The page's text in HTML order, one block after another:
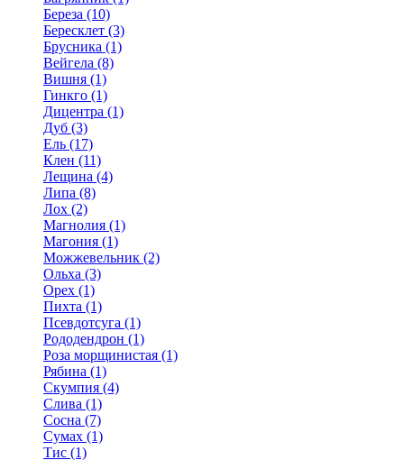
Береза (10)
Бересклет (3)
Брусника (1)
Вейгела (8)
Вишня (1)
Гинкго (1)
Дицентра (1)
Дуб (3)
Ель (17)
Клен (11)
Лещина (4)
Липа (8)
Лох (2)
Магнолия (1)
Магония (1)
Можжевельник (2)
Ольха (3)
Орех (1)
Пихта (1)
Псевдотсуга (1)
Рододендрон (1)
Роза морщинистая (1)
Рябина (1)
Скумпия (4)
Слива (1)
Сосна (7)
Сумах (1)
Тис (1)